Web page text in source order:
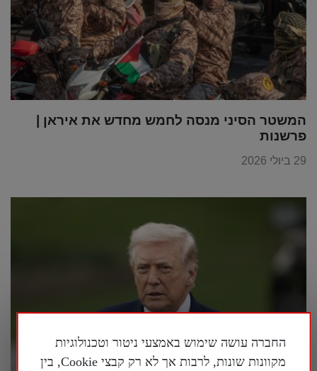
המשטר הסיני מנסה לחמש מחדש את איראן |
פרשנות
29 ביולי 2026
החברה עושה שימוש באמצעי ניטור וטכנולוגיות
מקוונות שונות, לרבות אך לא רק קבצי Cookie, בין